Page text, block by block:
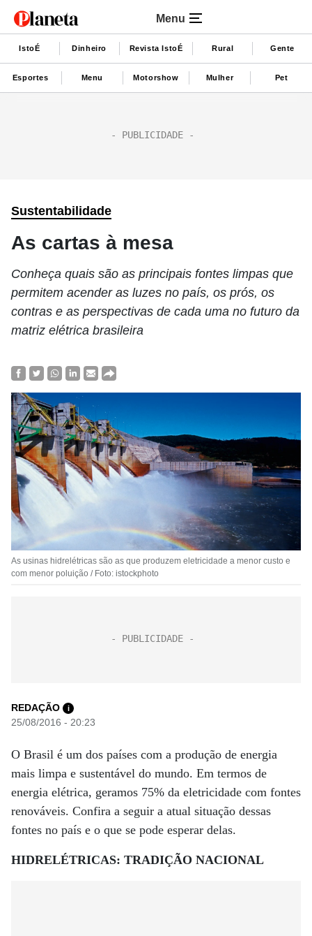
Menu
IstoÉ Dinheiro Revista IstoÉ Rural Gente
Esportes Menu Motorshow Mulher Pet
Sustentabilidade
As cartas à mesa
Conheça quais são as principais fontes limpas que
permitem acender as luzes no país, os prós, os
contras e as perspectivas de cada uma no futuro da
matriz elétrica brasileira
As usinas hidrelétricas são as que produzem eletricidade a menor custo e
com menor poluição / Foto: istockphoto
REDAÇÃO i
25/08/2016 - 20:23
O Brasil é um dos países com a produção de energia
mais limpa e sustentável do mundo. Em termos de
energia elétrica, geramos 75% da eletricidade com fontes
renováveis. Confira a seguir a atual situação dessas
fontes no país e o que se pode esperar delas.
HIDRELÉTRICAS: TRADIÇÃO NACIONAL